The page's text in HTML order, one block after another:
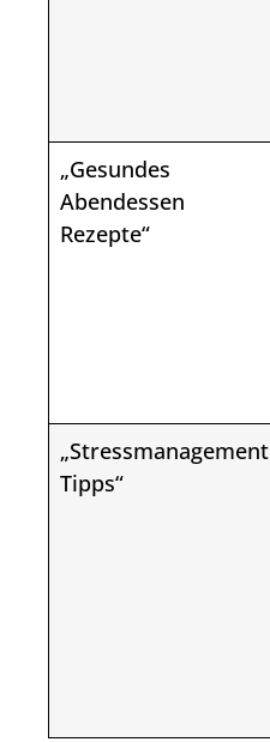
„Gesundes
Abendessen
Rezepte“
„Stressmanagement
Tipps“